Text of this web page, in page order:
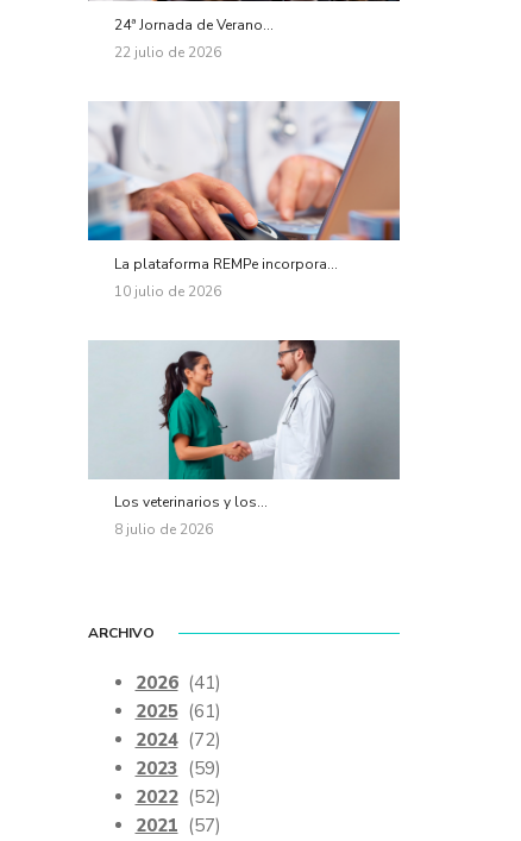
24ª Jornada de Verano...
22 julio de 2026
La plataforma REMPe incorpora...
10 julio de 2026
Los veterinarios y los...
8 julio de 2026
ARCHIVO
2026 (41)
2025 (61)
2024 (72)
2023 (59)
2022 (52)
2021 (57)